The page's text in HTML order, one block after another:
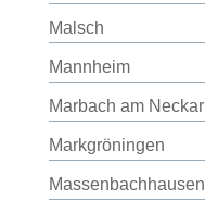
Malsch
Mannheim
Marbach am Neckar
Markgröningen
Massenbachhausen